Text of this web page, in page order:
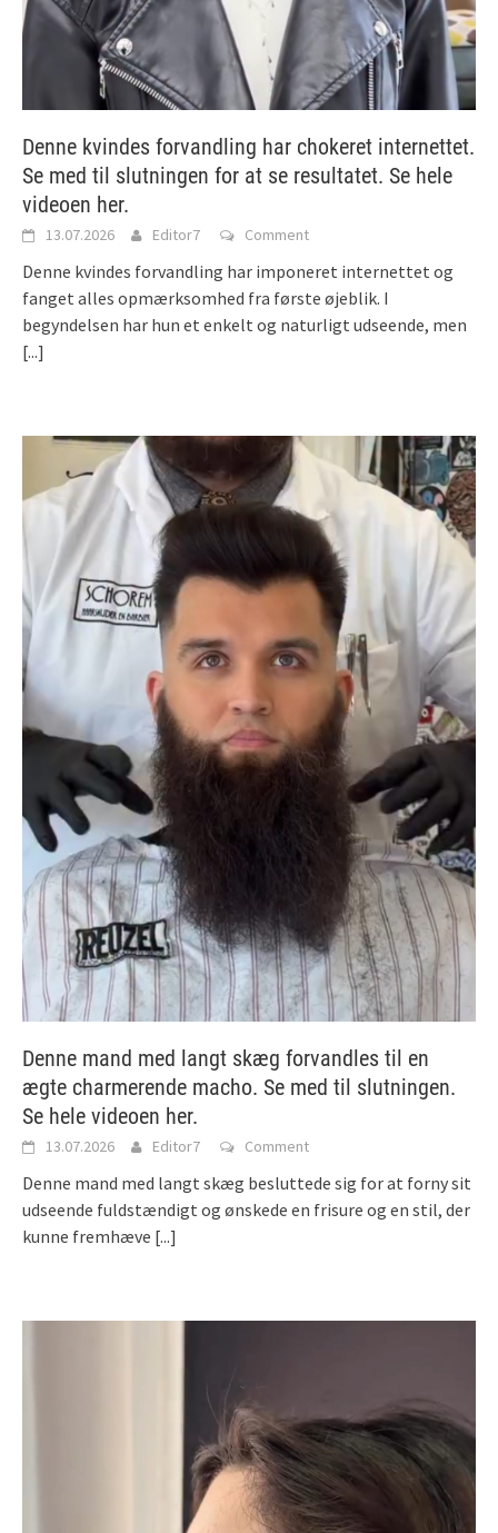
Denne kvindes forvandling har chokeret internettet.
Se med til slutningen for at se resultatet. Se hele
videoen her.
13.07.2026 Editor7 Comment
Denne kvindes forvandling har imponeret internettet og
fanget alles opmærksomhed fra første øjeblik. I
begyndelsen har hun et enkelt og naturligt udseende, men
[...]
Denne mand med langt skæg forvandles til en
ægte charmerende macho. Se med til slutningen.
Se hele videoen her.
13.07.2026 Editor7 Comment
Denne mand med langt skæg besluttede sig for at forny sit
udseende fuldstændigt og ønskede en frisure og en stil, der
kunne fremhæve [...]